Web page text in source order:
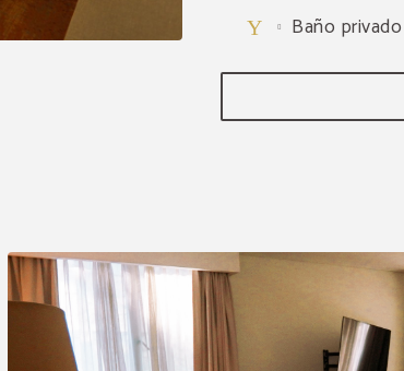
Baño privado